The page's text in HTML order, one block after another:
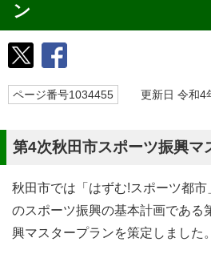
ン
ページ番号1034455 更新日 令和4
第4次秋田市スポーツ振興マ
秋田市では「はずむ!スポーツ都
のスポーツ振興の基本計画である
興マスタープランを策定しました。